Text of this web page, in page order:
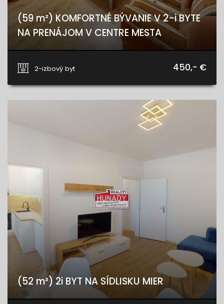
(59 m²) KOMFORTNÉ BÝVANIE V 2-i BYTE
NA PRENÁJOM V CENTRE MESTA
2-izbový byt
450,- €
(52 m²) 2i BYT NA SÍDLISKU MIER